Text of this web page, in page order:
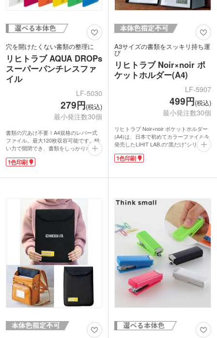
穴を開けたくない書類の整理に
リヒトラブ AQUA DROPs
スーパーパンチレスファ
イル
LF-5030
279円(税込)
最小発注数30個
書類の穴あけ不要！A4規格のレバー式
ファイル。最大120枚収容可能です。軽
い力で開閉でき、書類をしっかりホール
ド。穴を開けたくない資料の保管に便利
です。
エンボス入り。厚めのポリプロピレン製
グッズを製作できます。
1色印刷
A3サイズの書類をスッキリ持ち運
び
リヒトラブ Noir×noir ポ
ケットホルダー(A4)
LF-5907
499円(税込)
最小発注数30個
リヒトラブ Noir×noir ポケットホルダー
(A4)は、日本で初めてカラーファイルを
発売したLIHIT LAB.の“黒だけ”シリーズ
のホルダーです。「プラスチックと、と
もに暮らす。」をコンセプトに、プラス
立ちにくいマット仕上げ。パーツにはス
モークブラックを採用してとってもお洒
見開きでA3のコピー用紙が挟め、入れや
すいラウンドタイプの厚口ポケット。A4
サイズまでは10か所収納可能です。ホッ
クボタンで留められ、スマートに持ち運
印刷は1色印刷が可能です。学習塾や専
門学校の記念品、金融関係のノベルティ
にいかがでしょうか。
動画提供:LIHIT LAB.
1色印刷